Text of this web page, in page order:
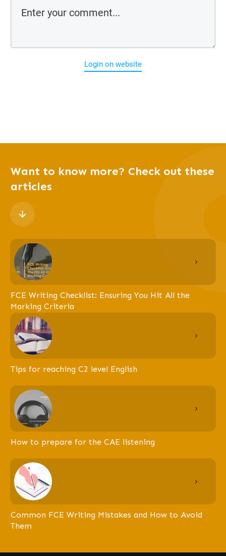
Login on website
Want to know more? Check out these
articles
FCE Writing Checklist: Ensuring You Hit All the
Marking Criteria
Tips for reaching C2 level English
How to prepare for the CAE listening
Common FCE Writing Mistakes and How to Avoid
Them